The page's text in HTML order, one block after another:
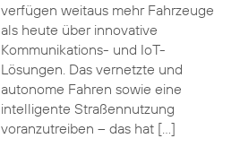
verfügen weitaus mehr Fahrzeuge
als heute über innovative
Kommunikations- und IoT-
Lösungen. Das vernetzte und
autonome Fahren sowie eine
intelligente Straßennutzung
voranzutreiben – das hat […]